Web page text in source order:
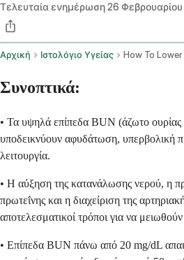
Τελευταία ενημέρωση26
Αρχική Ιστολόγιο Υγείας How To
Συνοπτικά:
• Τα υψηλά επίπεδα BUN (άζωτο ουρίας
υποδεικνύουν αφυδάτωση, υπερβολική
λειτουργία.
• Η αύξηση της κατανάλωσης νερού, η
πρωτεΐνης και η διαχείριση της
αποτελεσματικοί τρόποι για να
• Επίπεδα BUN πάνω από 20 mg/dL